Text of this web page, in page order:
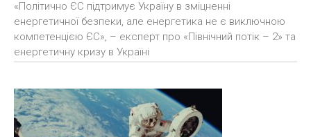
«Політично ЄС підтримує Україну в зміцненні
енергетичної безпеки, але енергетика не є виключною
компетенцією ЄС», – експерт про «Північний потік – 2» та
енергетичну кризу в Україні